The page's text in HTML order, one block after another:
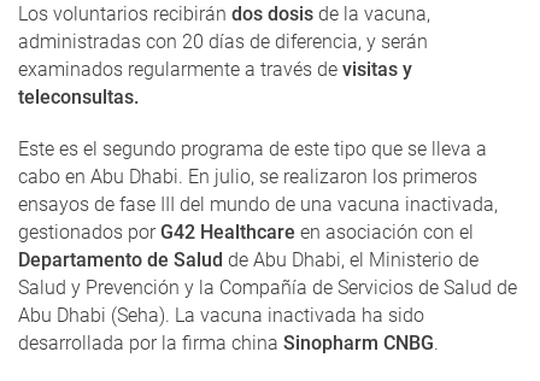
Los voluntarios recibirán dos dosis de la vacuna,
administradas con 20 días de diferencia, y serán
examinados regularmente a través de visitas y
teleconsultas.
Este es el segundo programa de este tipo que se lleva a
cabo en Abu Dhabi. En julio, se realizaron los primeros
ensayos de fase III del mundo de una vacuna inactivada,
gestionados porG42 Healthcare en asociación con el
Departamento de Salud de Abu Dhabi, el Ministerio de
Salud y Prevención y la Compañía de Servicios de Salud de
Abu Dhabi (Seha). La vacuna inactivada ha sido
desarrollada por la firma china Sinopharm CNBG.